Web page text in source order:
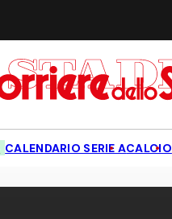
CALENDARIO SERIE ACALCIO